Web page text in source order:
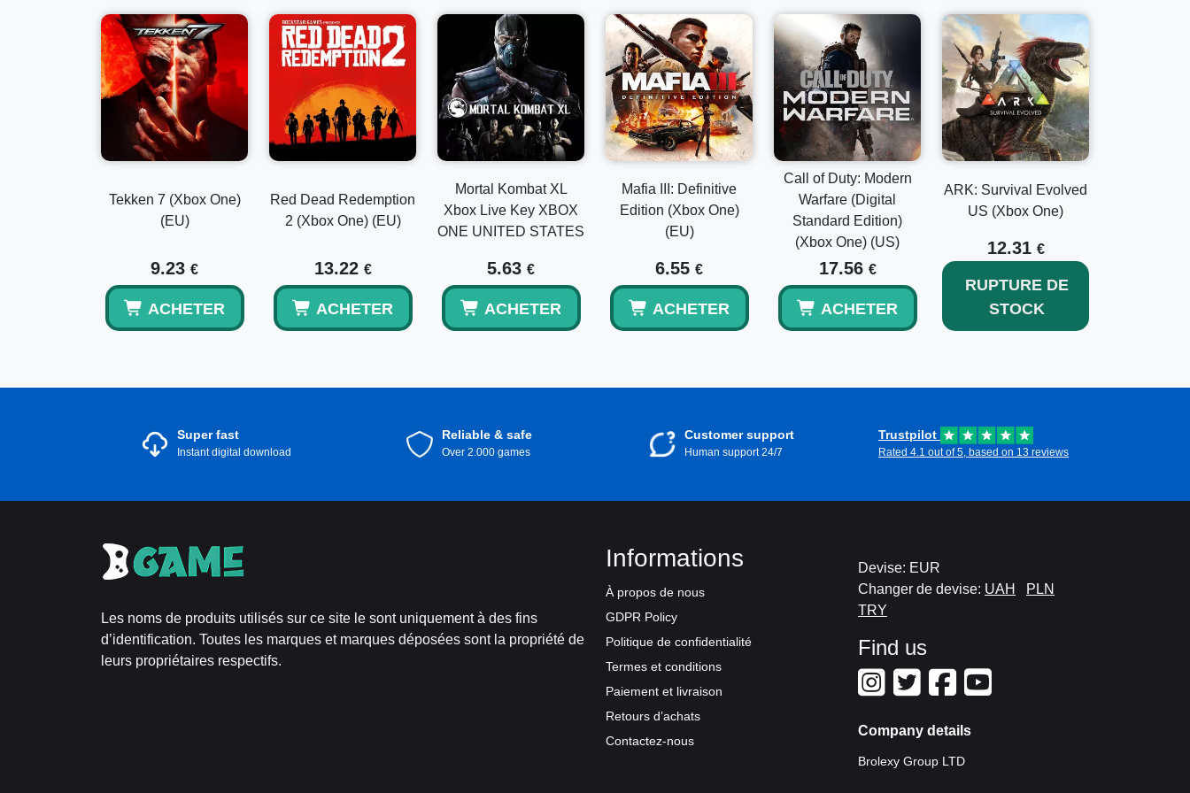
Tekken 7 (Xbox One)
(EU)
9.23 €
ACHETER
Red Dead Redemption
2 (Xbox One) (EU)
13.22 €
ACHETER
Mortal Kombat XL
Xbox Live Key XBOX
ONE UNITED STATES
5.63 €
ACHETER
Mafia III: Definitive
Edition (Xbox One)
(EU)
6.55 €
ACHETER
Call of Duty: Modern
Warfare (Digital
Standard Edition)
(Xbox One) (US)
17.56 €
ACHETER
ARK: Survival Evolved
US (Xbox One)
12.31 €
RUPTURE DE
STOCK
Super fast
Instant digital download
Reliable & safe
Over 2.000 games
Customer support
Human support 24/7
Trustpilot
Rated 4.1 out of 5, based on 13 reviews
Les noms de produits utilisés sur ce site le sont uniquement à des fins
d’identification. Toutes les marques et marques déposées sont la propriété de
leurs propriétaires respectifs.
Informations
À propos de nous
GDPR Policy
Politique de confidentialité
Termes et conditions
Paiement et livraison
Retours d’achats
Contactez-nous
Devise: EUR
Changer de devise: UAH
PLN
TRY
Find us
Company details
Brolexy Group LTD